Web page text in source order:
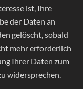
ist, Ihre
der Daten an
gelöscht, sobald
mehr erforderlich
Ihrer Daten zum
widersprechen.